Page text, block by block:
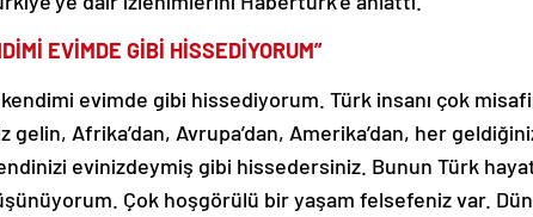
EVİMDE GİBİ HİSSEDİYORUM”
kendimi evimde gibi hissediyorum. Türk insanı çok
Afrika’dan, Avrupa’dan, Amerika’dan, her
evinizdeymiş gibi hissedersiniz. Bunun Türk
Çok hoşgörülü bir yaşam felsefeniz var.